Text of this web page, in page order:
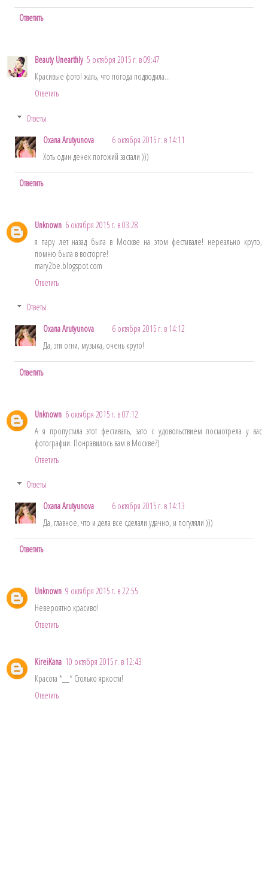
Ответить
Beauty Unearthly 5 октября 2015 г. в 09:47
Красивые фото! жаль, что погода подводила...
Ответить
Ответы
Oxana Arutyunova
6 октября 2015 г. в 14:11
Хоть один денек погожий застали )))
Ответить
Unknown 6 октября 2015 г. в 03:28
я пару лет назад была в Москве на этом фестивале! нереально круто,
помню была в восторге!
mary2be.blogspot.com
Ответить
Ответы
Oxana Arutyunova
6 октября 2015 г. в 14:12
Да, эти огни, музыка, очень круто!
Ответить
Unknown 6 октября 2015 г. в 07:12
А я пропустила этот фестиваль, зато с удовольствием посмотрела у вас
фотографии. Понравилось вам в Москве?)
Ответить
Ответы
Oxana Arutyunova
6 октября 2015 г. в 14:13
Да, главное, что и дела все сделали удачно, и погуляли )))
Ответить
Unknown 9 октября 2015 г. в 22:55
Невероятно красиво!
Ответить
KireiKana 10 октября 2015 г. в 12:43
Красота *__* Столько яркости!
Ответить